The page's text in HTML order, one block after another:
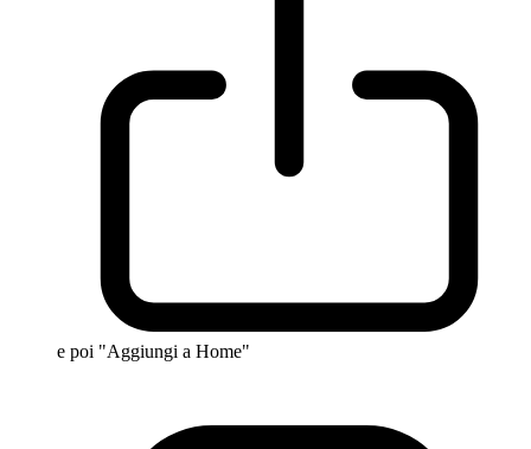
e poi "Aggiungi a Home"